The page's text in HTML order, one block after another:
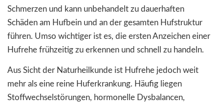
Schmerzen und kann unbehandelt zu dauerhaften
Schäden am Hufbein und an der gesamten Hufstruktur
führen. Umso wichtiger ist es, die ersten Anzeichen einer
Hufrehe frühzeitig zu erkennen und schnell zu handeln.
Aus Sicht der Naturheilkunde ist Hufrehe jedoch weit
mehr als eine reine Huferkrankung. Häufig liegen
Stoffwechselstörungen, hormonelle Dysbalancen,